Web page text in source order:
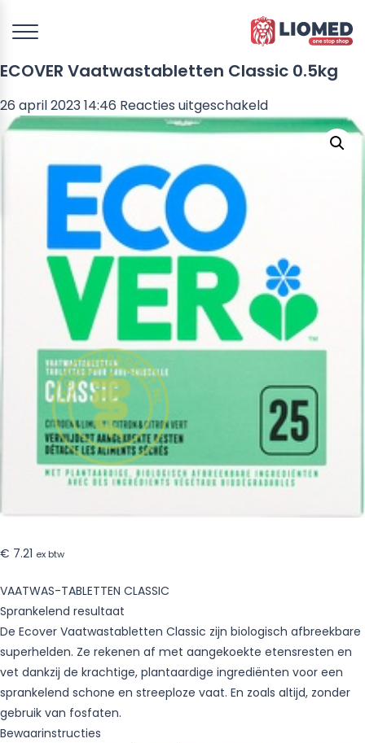
ECOVER Vaatwastabletten Classic 0.5kg
26 april 2023 14:46 Reacties uitgeschakeldvoor
ECOVER
€ 7.21 ex btw
VAATWAS-TABLETTEN CLASSIC
Sprankelend resultaat
De Ecover Vaatwastabletten Classic zijn biologisch afbreekbare
superhelden. Ze rekenen af met aangekoekte etensresten en
vet dankzij de krachtige, plantaardige ingrediënten voor een
sprankelend schone en streeploze vaat. En zoals altijd, zonder
gebruik van fosfaten.
Bewaarinstructies